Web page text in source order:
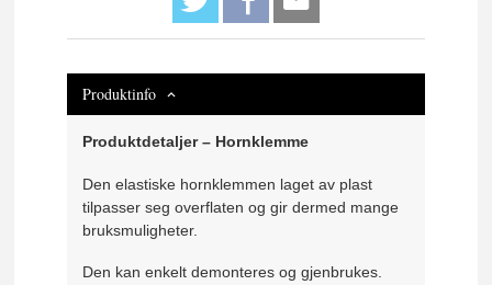
Produktinfo
Produktdetaljer – Hornklemme
Den elastiske hornklemmen laget av plast
tilpasser seg overflaten og gir dermed mange
bruksmuligheter.
Den kan enkelt demonteres og gjenbrukes.